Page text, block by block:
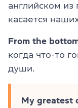
английском
касается
From the
когда что-то
души.
My greatest